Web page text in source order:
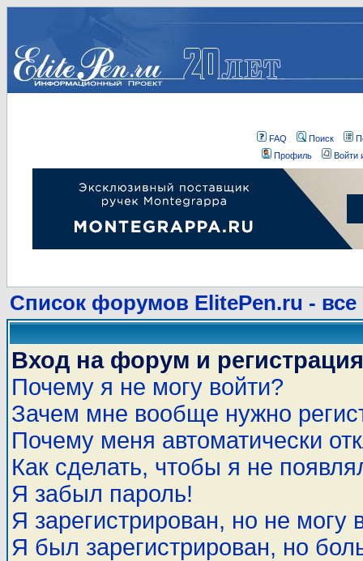
FAQ Поиск
Профиль
Войти
Список форумов ElitePen.ru - все
Вход на форум и регистрация
Почему я не могу войти?
Зачем мне вообще нужно
Почему меня автоматически
Как сделать, чтобы я не
Я забыл пароль!
Я зарегистрирован, но не могу
Я был зарегистрирован, но